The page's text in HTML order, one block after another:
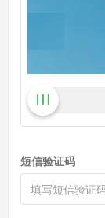
短信验证码